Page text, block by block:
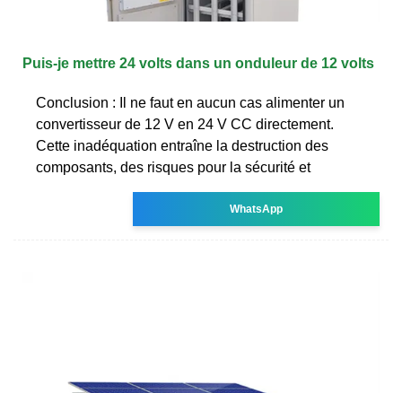
Puis-je mettre 24 volts dans un onduleur de 12 volts
Conclusion : Il ne faut en aucun cas alimenter un
convertisseur de 12 V en 24 V CC directement.
Cette inadéquation entraîne la destruction des
composants, des risques pour la sécurité et
WhatsApp